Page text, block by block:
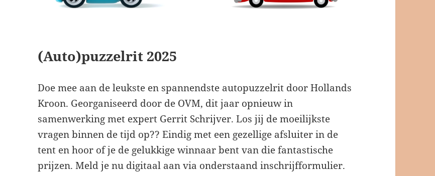
(Auto)puzzelrit 2025
Doe mee aan de leukste en spannendste autopuzzelrit door Hollands
Kroon. Georganiseerd door de OVM, dit jaar opnieuw in
samenwerking met expert Gerrit Schrijver. Los jij de moeilijkste
vragen binnen de tijd op?? Eindig met een gezellige afsluiter in de
tent en hoor of je de gelukkige winnaar bent van die fantastische
prijzen. Meld je nu digitaal aan via onderstaand inschrijfformulier.